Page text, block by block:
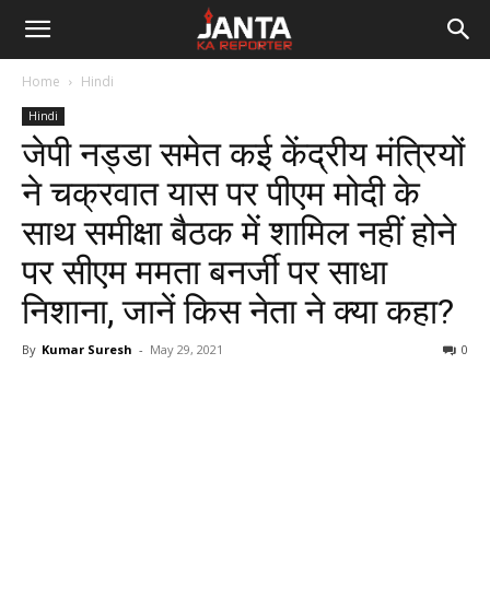
Janta
Reporter
Home Hindi
Hindi
जेपी नड्डा समेत कई केंद्रीय मंत्रियों
ने चक्रवात यास पर पीएम मोदी के
साथ समीक्षा बैठक में शामिल नहीं होने
पर सीएम ममता बनर्जी पर साधा
निशाना, जानें किस नेता ने क्‍या कहा?
By Kumar Suresh - May 29, 2021 0